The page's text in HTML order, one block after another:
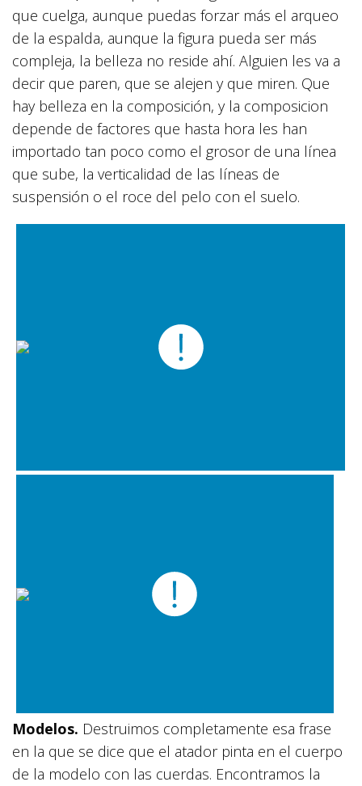
que cuelga, aunque puedas forzar más el arqueo
de la espalda, aunque la figura pueda ser más
compleja, la belleza no reside ahí. Alguien les va a
decir que paren, que se alejen y que miren. Que
hay belleza en la composición, y la composicion
depende de factores que hasta hora les han
importado tan poco como el grosor de una línea
que sube, la verticalidad de las líneas de
suspensión o el roce del pelo con el suelo.
Modelos. Destruimos completamente esa frase
en la que se dice que el atador pinta en el cuerpo
de la modelo con las cuerdas. Encontramos la